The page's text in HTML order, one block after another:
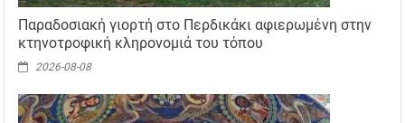
Παραδοσιακή γιορτή στο Περδικάκι αφιερωμένη στην
κτηνοτροφική κληρονομιά του τόπου
2026-08-08